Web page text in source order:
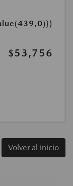
$53,756
Volver al inicio